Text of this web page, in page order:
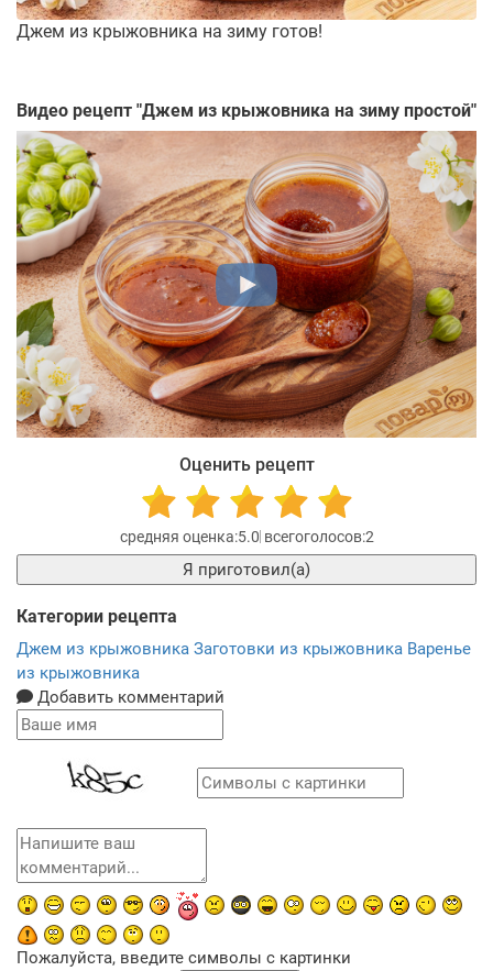
Джем из крыжовника на зиму готов!
Видео рецепт "Джем из крыжовника на зиму простой"
Оценить рецепт
5.0 2
Я приготовил(а)
Категории рецепта
Джем из крыжовника Заготовки из крыжовника Варенье
из крыжовника
Добавить комментарий
Пожалуйста, введите символы с картинки